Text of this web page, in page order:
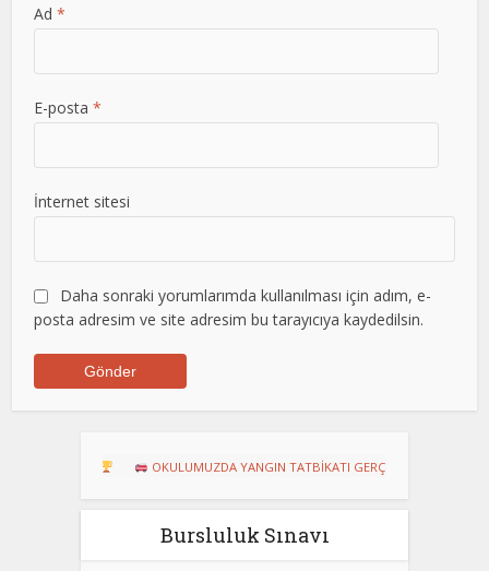
Ad*
E-posta*
İnternet sitesi
Daha sonraki yorumlarımda kullanılması için adım, e-
posta adresim ve site adresim bu tarayıcıya kaydedilsin.
OKULUMUZDA YANGIN TATBİKATI GERÇEKLEŞTİRİLDİ
Bursluluk Sınavı